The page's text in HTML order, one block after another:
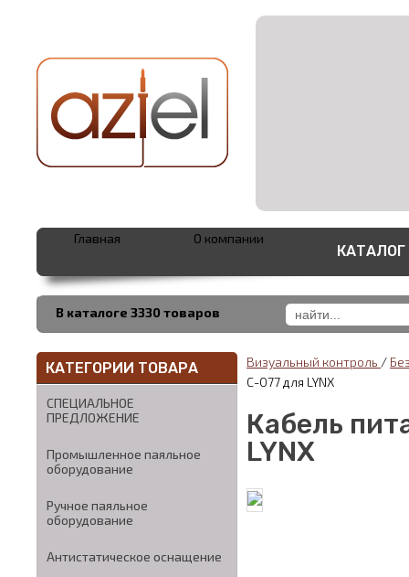
В каталоге 3330 товаров
Главная О компании
КАТАЛОГ
КАТЕГОРИИ ТОВАРА
СПЕЦИАЛЬНОЕ
ПРЕДЛОЖЕНИЕ
Промышленное паяльное
оборудование
Ручное паяльное
оборудование
Антистатическое оснащение
Визуальный контроль /
С-077 для LYNX
Кабель
LYNX